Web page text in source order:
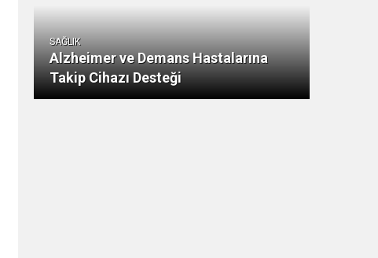
SAĞLIK
Alzheimer ve Demans Hastalarına
Takip Cihazı Desteği